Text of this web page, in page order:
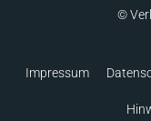
©
Impressum